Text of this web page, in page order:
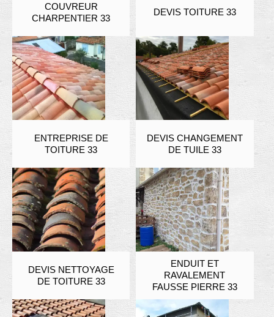
COUVREUR
CHARPENTIER 33
DEVIS TOITURE 33
ENTREPRISE DE
TOITURE 33
DEVIS CHANGEMENT
DE TUILE 33
DEVIS NETTOYAGE
DE TOITURE 33
ENDUIT ET
RAVALEMENT
FAUSSE PIERRE 33